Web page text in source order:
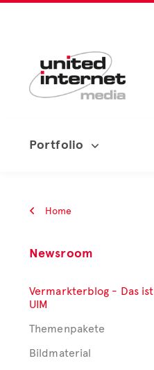
Portfolio
Home
Newsroom
Vermarkterblog - Das ist
UIM
Themenpakete
Bildmaterial